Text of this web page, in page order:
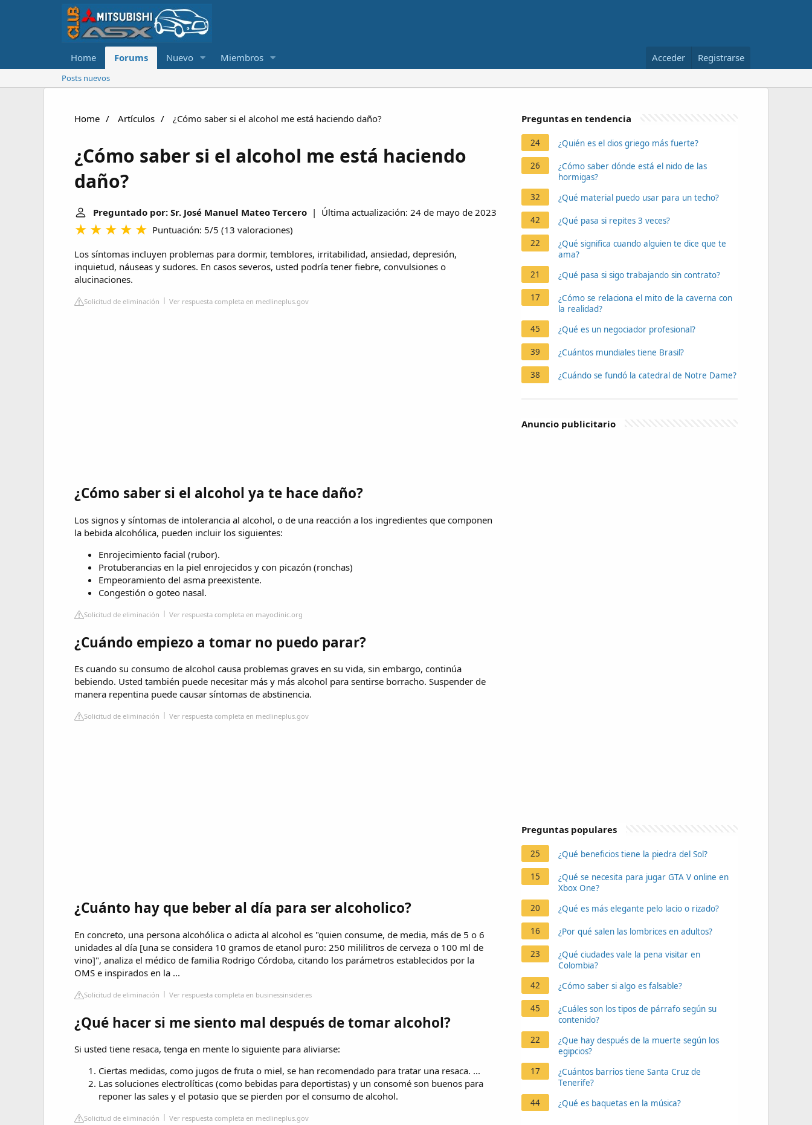
Home Forums Nuevo Miembros Acceder Registrarse
Posts nuevos
Home Artículos ¿Cómo saber si el alcohol me está haciendo daño?
¿Cómo saber si el alcohol me está haciendo
daño?
Preguntado por: Sr. José Manuel Mateo Tercero | Última actualización: 24 de mayo de 2023
Puntuación: 5/5 (13 valoraciones)
Los síntomas incluyen problemas para dormir, temblores, irritabilidad, ansiedad, depresión,
inquietud, náuseas y sudores. En casos severos, usted podría tener fiebre, convulsiones o
alucinaciones.
Solicitud de eliminación Ver respuesta completa en medlineplus.gov
¿Cómo saber si el alcohol ya te hace daño?
Los signos y síntomas de intolerancia al alcohol, o de una reacción a los ingredientes que componen
la bebida alcohólica, pueden incluir los siguientes:
Enrojecimiento facial (rubor).
Protuberancias en la piel enrojecidos y con picazón (ronchas)
Empeoramiento del asma preexistente.
Congestión o goteo nasal.
Solicitud de eliminación Ver respuesta completa en mayoclinic.org
¿Cuándo empiezo a tomar no puedo parar?
Es cuando su consumo de alcohol causa problemas graves en su vida, sin embargo, continúa
bebiendo. Usted también puede necesitar más y más alcohol para sentirse borracho. Suspender de
manera repentina puede causar síntomas de abstinencia.
Solicitud de eliminación Ver respuesta completa en medlineplus.gov
¿Cuánto hay que beber al día para ser alcoholico?
En concreto, una persona alcohólica o adicta al alcohol es "quien consume, de media, más de 5 o 6
unidades al día [una se considera 10 gramos de etanol puro: 250 mililitros de cerveza o 100 ml de
vino]", analiza el médico de familia Rodrigo Córdoba, citando los parámetros establecidos por la
OMS e inspirados en la ...
Solicitud de eliminación Ver respuesta completa en businessinsider.es
¿Qué hacer si me siento mal después de tomar alcohol?
Si usted tiene resaca, tenga en mente lo siguiente para aliviarse:
Ciertas medidas, como jugos de fruta o miel, se han recomendado para tratar una resaca. ...
Las soluciones electrolíticas (como bebidas para deportistas) y un consomé son buenos para
reponer las sales y el potasio que se pierden por el consumo de alcohol.
Solicitud de eliminación Ver respuesta completa en medlineplus.gov
Preguntas en tendencia
24 ¿Quién es el dios griego más fuerte?
26
¿Cómo saber dónde está el nido de las
hormigas?
32
¿Qué material puedo usar para un techo?
42 ¿Qué pasa si repites 3 veces?
22
¿Qué significa cuando alguien te dice que te
ama?
21
¿Qué pasa si sigo trabajando sin contrato?
17
¿Cómo se relaciona el mito de la caverna con
la realidad?
45
¿Qué es un negociador profesional?
39 ¿Cuántos mundiales tiene Brasil?
38 ¿Cuándo se fundó la catedral de Notre Dame?
Anuncio publicitario
Preguntas populares
25 ¿Qué beneficios tiene la piedra del Sol?
15
¿Qué se necesita para jugar GTA V online en
Xbox One?
20
¿Qué es más elegante pelo lacio o rizado?
16 ¿Por qué salen las lombrices en adultos?
23
¿Qué ciudades vale la pena visitar en
Colombia?
42
¿Cómo saber si algo es falsable?
45
¿Cuáles son los tipos de párrafo según su
contenido?
22
¿Que hay después de la muerte según los
egipcios?
17
¿Cuántos barrios tiene Santa Cruz de
Tenerife?
44
¿Qué es baquetas en la música?